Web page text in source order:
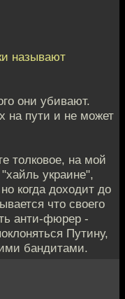
называют
они убивают.
на пути и не может
толковое, на мой
украине",
когда доходит до
что своего
анти-фюрер -
Путину,
бандитами.